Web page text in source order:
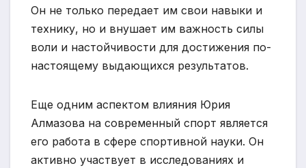
Он не только передает им свои навыки и
технику, но и внушает им важность силы
воли и настойчивости для достижения по-
настоящему выдающихся результатов.
Еще одним аспектом влияния Юрия
Алмазова на современный спорт является
его работа в сфере спортивной науки. Он
активно участвует в исследованиях и